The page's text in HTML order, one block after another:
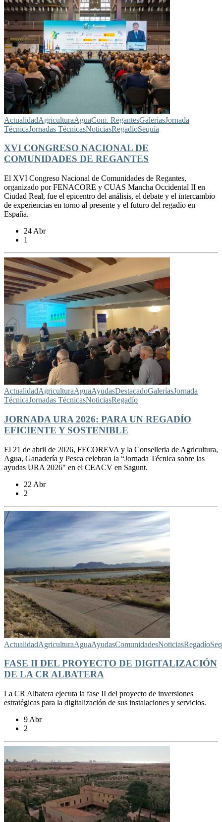
ActualidadAgriculturaAguaCom. RegantesGaleríasJornada
TécnicaJornadas TécnicasNoticiasRegadíoSequía
XVI CONGRESO NACIONAL DE
COMUNIDADES DE REGANTES
El XVI Congreso Nacional de Comunidades de Regantes,
organizado por FENACORE y CUAS Mancha Occidental II en
Ciudad Real, fue el epicentro del análisis, el debate y el intercambio
de experiencias en torno al presente y el futuro del regadío en
España.
24 Abr
1
ActualidadAgriculturaAguaAyudasDestacadoGaleríasJornada
TécnicaJornadas TécnicasNoticiasRegadío
JORNADA URA 2026: PARA UN REGADÍO
EFICIENTE Y SOSTENIBLE
El 21 de abril de 2026, FECOREVA y la Conselleria de Agricultura,
Agua, Ganadería y Pesca celebran la “Jornada Técnica sobre las
ayudas URA 2026″ en el CEACV en Sagunt.
22 Abr
2
ActualidadAgriculturaAguaAyudasComunidadesNoticiasRegadío
FASE II DEL PROYECTO DE DIGITALIZACIÓN
DE LA CR ALBATERA
La CR Albatera ejecuta la fase II del proyecto de inversiones
estratégicas para la digitalización de sus instalaciones y servicios.
9 Abr
2